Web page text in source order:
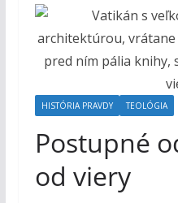
HISTÓRIA PRAVDY TEOLÓGIA
Postupné
od viery